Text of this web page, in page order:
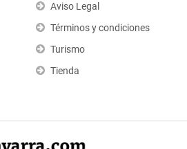
Aviso Legal
Términos y condiciones
Turismo
Tienda